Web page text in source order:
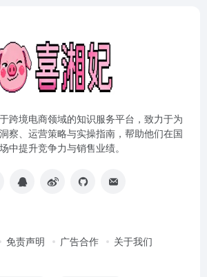
跨境电商领域的知识服务平台，致力于为
察、运营策略与实操指南，帮助他们在国
中提升竞争力与销售业绩。
免责声明 广告合作 关于我们